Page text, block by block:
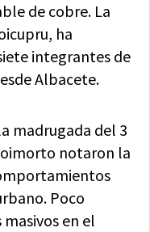
de cobre. La
ha
integrantes de
Albacete.
madrugada del 3
notaron la
Poco
en el